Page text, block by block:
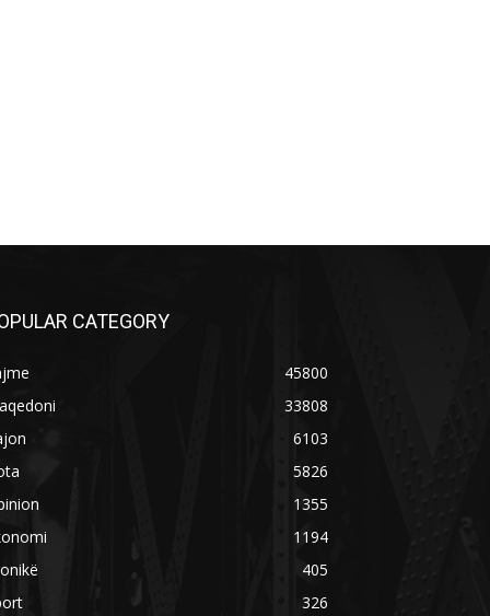
CATEGORY
45800
33808
6103
5826
1355
1194
405
326